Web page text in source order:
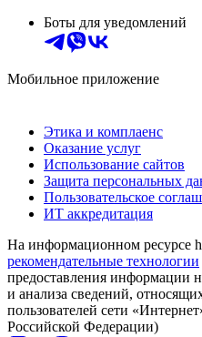
Боты для уведомлений
Мобильное приложение
Этика и комплаенс
Оказание услуг
Использование сайтов
Защита персональных
Пользовательское
ИТ аккредитация
На информационном ресурсе
рекомендательные технологии
предоставления информации
и анализа сведений,
пользователей сети
Российской Федерации)